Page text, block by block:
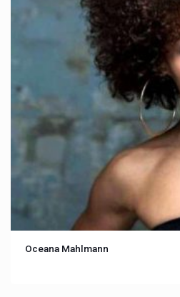
Oceana Mahlmann